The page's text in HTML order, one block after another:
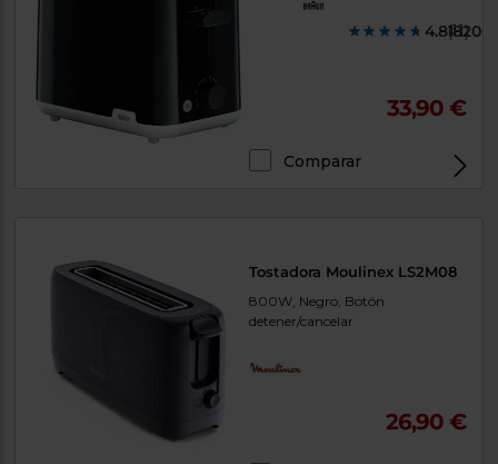
(11)
33,90 €
Comparar
Tostadora Moulinex LS2M08
800W, Negro, Botón
detener/cancelar
26,90 €